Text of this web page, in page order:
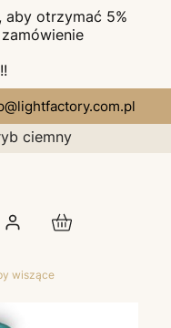
aby otrzymać 5%
ciemny
Produkty w
wiszące